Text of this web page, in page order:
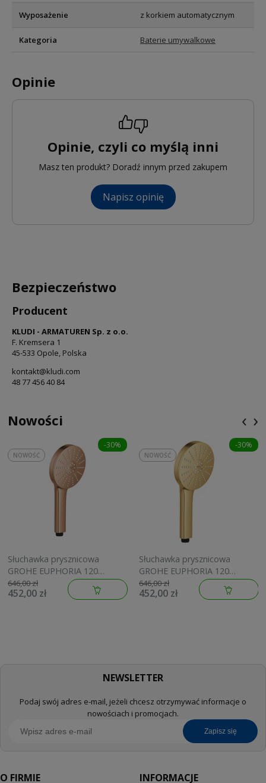
Wyposażenie z korkiem automatycznym
Kategoria Baterie umywalkowe
Opinie
Opinie, czyli co myślą inni
Masz ten produkt? Doradź innym przed zakupem
Napisz opinię
Bezpieczeństwo
Producent
KLUDI - ARMATUREN Sp. z o.o.
F. Kremsera 1
45-533 Opole, Polska
kontakt@kludi.com
48 77 456 40 84
Nowości
-30%
Słuchawka prysznicowa
GROHE EUPHORIA 120
brushed warm sunset
134883DL00
646,00 zł
452,00 zł
NOWOŚĆ
-30%
Słuchawka prysznicowa
GROHE EUPHORIA 120
brushed cool sunrise
134883GN00
646,00 zł
452,00 zł
NOWOŚĆ
‹ ›
NEWSLETTER
Podaj swój adres e-mail, jeżeli chcesz otrzymywać informacje o
nowościach i promocjach.
zapisz się
O FIRMIE INFORMACJE